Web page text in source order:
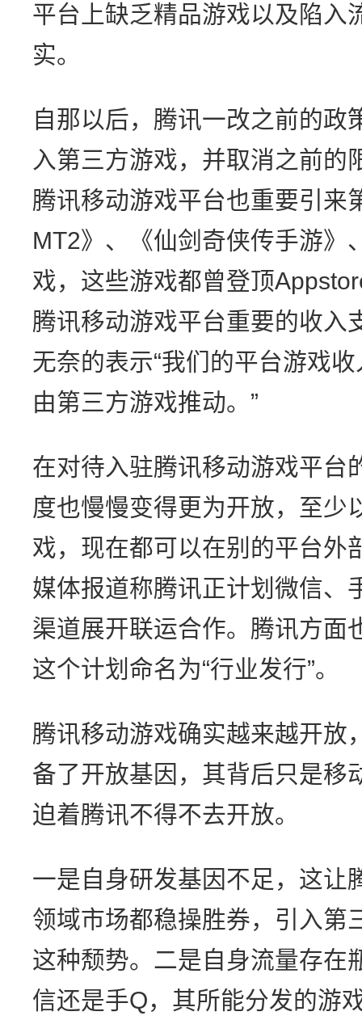
平台上缺乏精品游戏以及陷入
实。
自那以后，腾讯一改之前的政
入第三方游戏，并取消之前的
腾讯移动游戏平台也重要引来
MT2》、《仙剑奇侠传手游》
戏，这些游戏都曾登顶
腾讯移动游戏平台重要的收入
无奈的表示“我们的平台游戏
由第三方游戏推动。”
在对待入驻腾讯移动游戏平台
度也慢慢变得更为开放，至少
戏，现在都可以在别的平台外
媒体报道称腾讯正计划微信、
渠道展开联运合作。腾讯方面
这个计划命名为“行业发行”。
腾讯移动游戏确实越来越开放
备了开放基因，其背后只是移
迫着腾讯不得不去开放。
一是自身研发基因不足，这让
领域市场都稳操胜券，引入第
这种颓势。二是自身流量存在
信还是手Q，其所能分发的游